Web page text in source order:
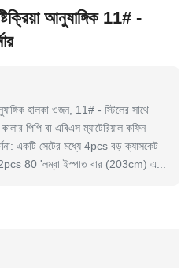
আনুষাঙ্গিক 11# -
হালকা ওজন, 11# - স্টিলের সাথে
পিপি বা এবিএস ম্যাটেরিয়াল কফিন
একটি সেটের মধ্যে 4pcs বড় ক্যাসকেট
2pcs 80 'লম্বা ইস্পাত বার (203cm) এ...